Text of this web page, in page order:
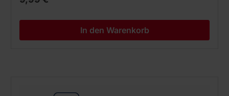
In den Warenkorb